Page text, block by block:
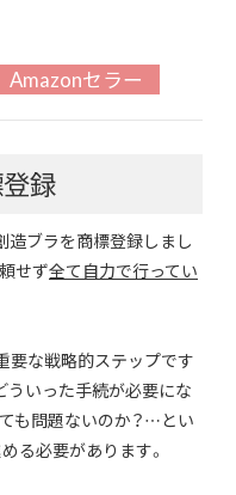
Amazonセラー
録
造ブラを商標登録しまし
せず全て自力で行ってい
要な戦略的ステップです
ういった手続が必要にな
も問題ないのか？…とい
る必要があります。